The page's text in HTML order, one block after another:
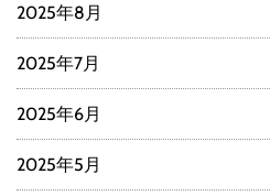
2025年8月
2025年7月
2025年6月
2025年5月